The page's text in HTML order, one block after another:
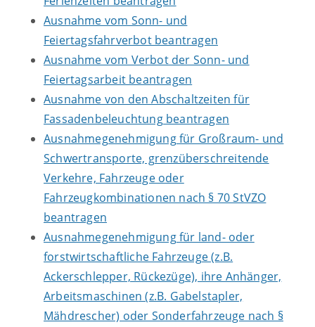
Ausnahme vom Sonn- und
Feiertagsfahrverbot beantragen
Ausnahme vom Verbot der Sonn- und
Feiertagsarbeit beantragen
Ausnahme von den Abschaltzeiten für
Fassadenbeleuchtung beantragen
Ausnahmegenehmigung für Großraum- und
Schwertransporte, grenzüberschreitende
Verkehre, Fahrzeuge oder
Fahrzeugkombinationen nach § 70 StVZO
beantragen
Ausnahmegenehmigung für land- oder
forstwirtschaftliche Fahrzeuge (z.B.
Ackerschlepper, Rückezüge), ihre Anhänger,
Arbeitsmaschinen (z.B. Gabelstapler,
Mähdrescher) oder Sonderfahrzeuge nach §